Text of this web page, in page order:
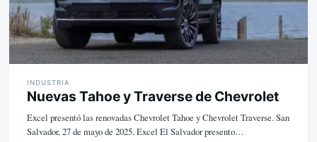
INDUSTRIA
Nuevas Tahoe y Traverse de Chevrolet
Excel presentó las renovadas Chevrolet Tahoe y Chevrolet Traverse. San
Salvador, 27 de mayo de 2025. Excel El Salvador presento…